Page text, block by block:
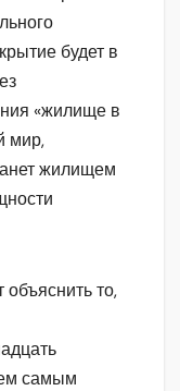
будет в
«жилище в
мир,
жилищем
объяснить то,
самым